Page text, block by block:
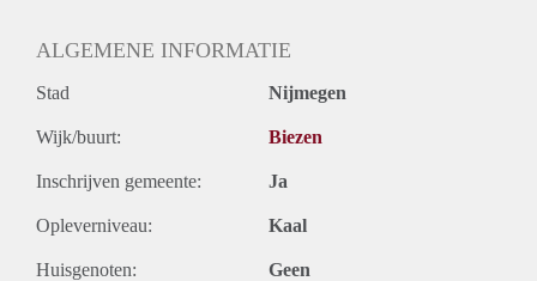
ALGEMENE INFORMATIE
Stad Nijmegen
Wijk/buurt: Biezen
Inschrijven gemeente: Ja
Opleverniveau: Kaal
Huisgenoten: Geen